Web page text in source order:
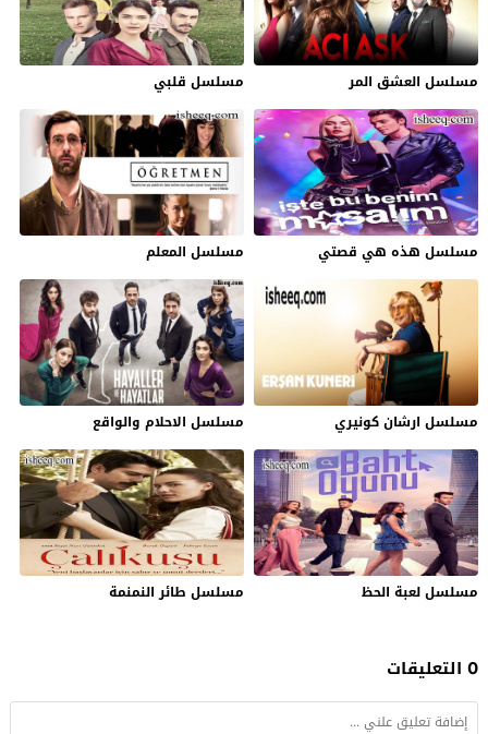
مسلسل العشق المر مسلسل قلبي
مسلسل هذه هي قصتي مسلسل المعلم
مسلسل ارشان كونيري مسلسل الاحلام والواقع
مسلسل لعبة الحظ مسلسل طائر النمنمة
0 التعليقات